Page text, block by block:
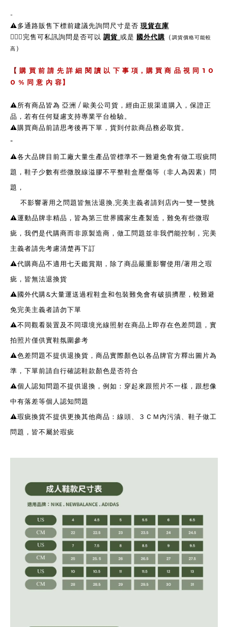
-
⚠️多通路販售下標前建議先詢問尺寸是否 現貨在庫
🙋🏼‍♀完售可私訊詢問是否可以 調貨 或是 國外代購 （ 調貨價格可能較
高 ）
【 購 買 前 請 先 詳 細 閱 讀 以 下 事 項 , 購 買 商 品 視 同 1 0
0 % 同 意 內 容】
⚠️所有商品皆為 亞洲 / 歐美公司貨，經由正規渠道購入，保證正
品，若有任何疑慮支持專業平台檢驗。
⚠️購買商品前請思考後再下單，貨到付款商品務必取貨。
-
⚠️各大品牌目前工廠大量生產品管標準不一難避免會有做工瑕疵問
題，鞋子少數有些微脫線溢膠不平整鞋盒壓傷等（非人為因素）問
題，
不影響著用之問題皆無法退換,完美主義者請到店內一雙一雙挑
⚠️運動品牌非精品，皆為第三世界國家生產製造，難免有些微瑕
疵，我們是代購商而非原製造商，做工問題並非我們能控制，完美
主義者請先考慮清楚再下訂
⚠️代購商品不適用七天鑑賞期，除了商品嚴重影響使用/著用之瑕
疵，皆無法退換貨
⚠️國外代購&大量運送過程鞋盒和包裝難免會有破損擠壓，較難避
免完美主義者請勿下單
⚠️不同觀看裝置及不同環境光線照射在商品上即存在色差問題，實
拍照片僅供實鞋氛圍參考
⚠️色差問題不提供退換貨，商品實際顏色以各品牌官方釋出圖片為
準，下單前請自行確認鞋款顏色是否符合
⚠️個人認知問題不提供退換，例如：穿起來跟照片不一樣，跟想像
中有落差等個人認知問題
⚠️瑕疵換貨不提供更換其他商品：線頭、３ＣＭ內污漬、鞋子做工
問題，皆不屬於瑕疵